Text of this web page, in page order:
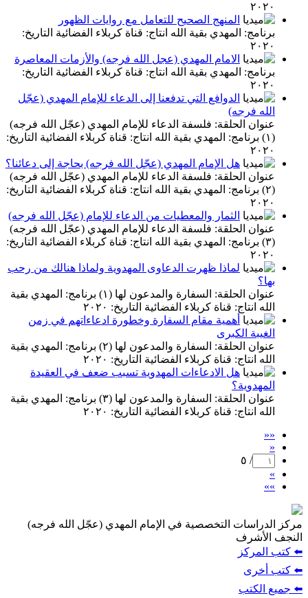
٢٠٢٠
المنهج الصحيح للتعامل مع روايات الظهور
برنامج: المهدي بقية الله انتاج: قناة كربلاء الفضائية التاريخ:
٢٠٢٠
الامام المهدي (عجل الله فرجه) والأزمات المعاصرة
برنامج: المهدي بقية الله انتاج: قناة كربلاء الفضائية التاريخ:
٢٠٢٠
الدوافع التي تدفعنا إلى الدعاء للإمام المهدي (عجّل
الله فرجه)
عنوان الحلقة: فلسفة الدعاء للإمام المهدي (عجّل الله فرجه)
(١) برنامج: المهدي بقية الله انتاج: قناة كربلاء الفضائية التاريخ:
٢٠٢٠
هل الإمام المهدي (عجّل الله فرجه) بحاجة إلى دعائنا؟
عنوان الحلقة: فلسفة الدعاء للإمام المهدي (عجّل الله فرجه)
(٢) برنامج: المهدي بقية الله انتاج: قناة كربلاء الفضائية التاريخ:
٢٠٢٠
الثمار والمعطيات من الدعاء للإمام (عجّل الله فرجه)
عنوان الحلقة: فلسفة الدعاء للإمام المهدي (عجّل الله فرجه)
(٣) برنامج: المهدي بقية الله انتاج: قناة كربلاء الفضائية التاريخ:
٢٠٢٠
لماذا ظهرت الدعاوى المهدوية ولماذا هنالك من رحب
بها؟
عنوان الحلقة: السفارة والمدعون لها (١) برنامج: المهدي بقية
الله انتاج: قناة كربلاء الفضائية التاريخ: ٢٠٢٠
أهمية مقام السفارة وخطورة ادعاءاتهم في زمن
الغيبة الكبرى
عنوان الحلقة: السفارة والمدعون لها (٢) برنامج: المهدي بقية
الله انتاج: قناة كربلاء الفضائية التاريخ: ٢٠٢٠
هل الادعاءات المهدوية تسبب ضعف في العقيدة
المهدوية؟
عنوان الحلقة: السفارة والمدعون لها (٣) برنامج: المهدي بقية
الله انتاج: قناة كربلاء الفضائية التاريخ: ٢٠٢٠
««
«
/ ٥
»
»»
مركز الدراسات التخصصية في الإمام المهدي (عجّل الله فرجه)
النجف الأشرف
⬅️ كتب المركز
⬅️ كتب أخرى
⬅️ جميع الكتب